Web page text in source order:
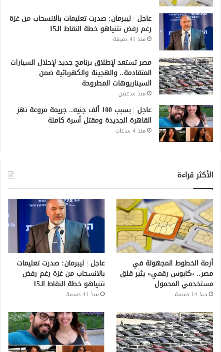
عاجل | ليبرمان: صدرت تعليمات بالانسحاب من غزة
رغم رفض نتنياهو خطة النقاط الـ15
منذ 41 دقيقة
مصر تستعد لإطلاق برنامج جديد لإحلال السيارات
المتقادمة.. والهجينة والكهربائية ضمن
السيناريوهات المطروحة
منذ ساعتين
عاجل | بسبب 100 ألف جنيه.. جريمة مروعة تهز
القاهرة الجديدة ومقتل أسرة كاملة
منذ 4 ساعات
الأكثر قراءة
أزمة الخطوط المجهولة في
مصر.. «كابوس رقمي» يثير قلق
مستخدمي المحمول
منذ 14 دقيقة
عاجل | ليبرمان: صدرت تعليمات
بالانسحاب من غزة رغم رفض
نتنياهو خطة النقاط الـ15
منذ 41 دقيقة